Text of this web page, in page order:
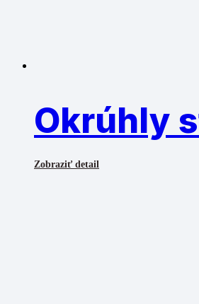
Okrúhly
Zobraziť detail